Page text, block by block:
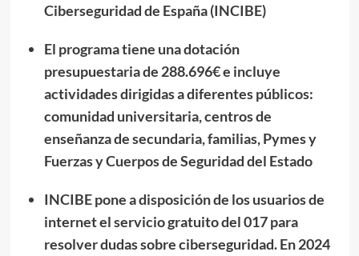
Ciberseguridad de España (INCIBE)
El programa tiene una dotación
presupuestaria de 288.696€ e incluye
actividades dirigidas a diferentes públicos:
comunidad universitaria, centros de
enseñanza de secundaria, familias, Pymes y
Fuerzas y Cuerpos de Seguridad del Estado
INCIBE pone a disposición de los usuarios de
internet el servicio gratuito del 017 para
resolver dudas sobre ciberseguridad. En 2024